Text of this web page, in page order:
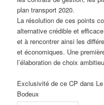
plan transport 2020.
La résolution de ces points
alternative crédible et
et à rencontrer ainsi les
et économiques. Une
l’élaboration de choix
Exclusivité de ce CP dans
Bodeux